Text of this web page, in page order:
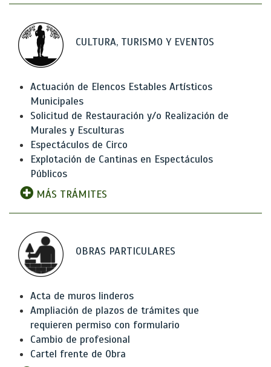
CULTURA, TURISMO Y EVENTOS
Actuación de Elencos Estables Artísticos
Municipales
Solicitud de Restauración y/o Realización de
Murales y Esculturas
Espectáculos de Circo
Explotación de Cantinas en Espectáculos
Públicos
MÁS TRÁMITES
OBRAS PARTICULARES
Acta de muros linderos
Ampliación de plazos de trámites que
requieren permiso con formulario
Cambio de profesional
Cartel frente de Obra